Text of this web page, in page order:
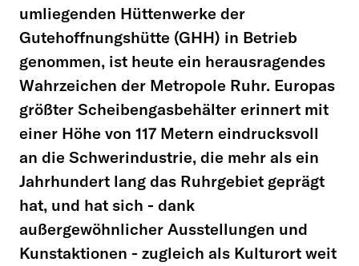
umliegenden Hüttenwerke der
Gutehoffnungshütte (GHH) in Betrieb
genommen, ist heute ein herausragendes
Wahrzeichen der Metropole Ruhr. Europas
größter Scheibengasbehälter erinnert mit
einer Höhe von 117 Metern eindrucksvoll
an die Schwerindustrie, die mehr als ein
Jahrhundert lang das Ruhrgebiet geprägt
hat, und hat sich - dank
außergewöhnlicher Ausstellungen und
Kunstaktionen - zugleich als Kulturort weit